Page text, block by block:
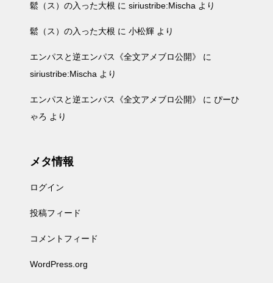
鬆（ス）の入った大根 に siriustribe:Mischa より
鬆（ス）の入った大根 に 小松輝 より
エンパスと逆エンパス《全文アメブロ公開》
に
siriustribe:Mischa より
エンパスと逆エンパス《全文アメブロ公開》 に ぴーひ
ゃろ より
メタ情報
ログイン
投稿フィード
コメントフィード
WordPress.org